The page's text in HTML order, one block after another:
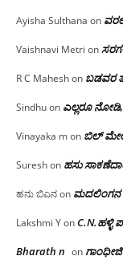
Ayisha Sulthana on
Vaishnavi Metri on
R C Maheshon ಬಡವರ
Sindhuon ಎಲ್ಲರೂ
Vinayaka mon ಬಿಲ್ ಮೇಲೆ
Sureshon ಹಸು
ಹನು ಬಿಎನon ಮದಲಿಂಗನ
Lakshmi YonC.N.ಹಳ್ಳಿ
Bharath n on